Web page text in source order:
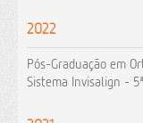
2022
Pós-Graduação em
Sistema Invisalign -